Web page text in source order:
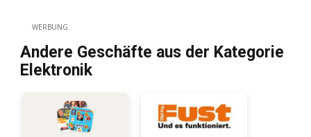
WERBUNG
Andere Geschäfte aus der Kategorie
Elektronik